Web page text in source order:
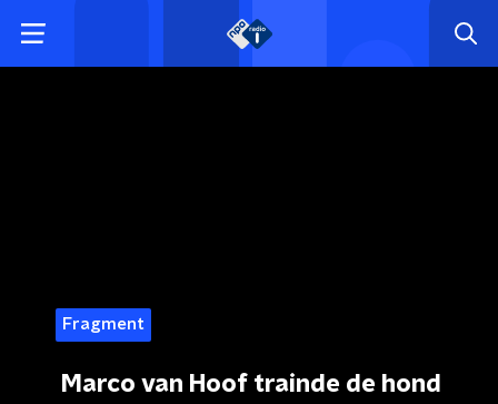
Fragment
Marco van Hoof trainde de hond